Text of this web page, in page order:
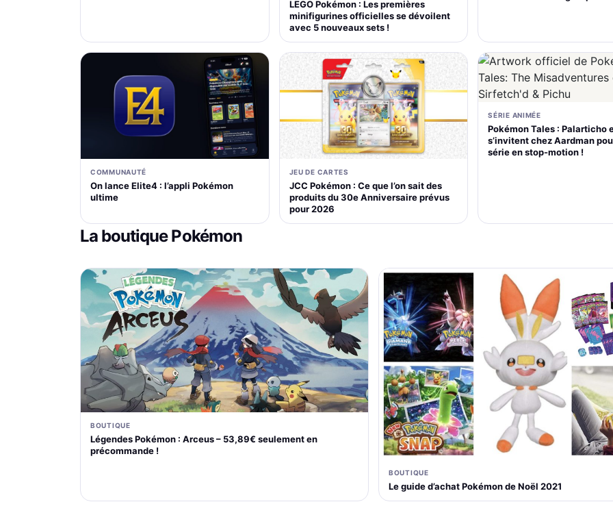
LEGO Pokémon : Les premières
minifigurines officielles se dévoilent
avec 5 nouveaux sets !
COMMUNAUTÉ
On lance Elite4 : l’appli Pokémon
ultime
JEU DE CARTES
JCC Pokémon : Ce que l’on sait des
produits du 30e Anniversaire prévus
pour 2026
SÉRIE ANIMÉE
Pokémon Tales : Palarticho
s’invitent chez Aardman
série en stop-motion !
La boutique Pokémon
BOUTIQUE
Légendes Pokémon : Arceus – 53,89€ seulement en
précommande !
BOUTIQUE
Le guide d’achat Pokémon de Noël 2021